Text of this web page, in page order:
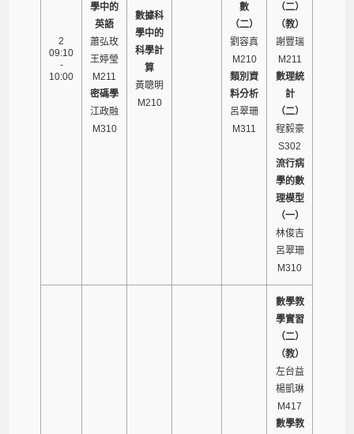
2
09:10
-
10:00
學中的
英語
蕭弘玫
王婷瑩
M211
密碼學
江政融
M310
數據科
學中的
科學計
算
黃聰明
M210
數
（二）
劉容真
M210
類別資
料分析
呂翠珊
M311
（二）
（教）
謝豐瑞
M211
數理統
計
（二）
程毅豪
S302
流行病
學的數
理模型
（一）
林俊吉
呂翠珊
M310
數學教
學實習
（二）
（教）
左台益
楊凱琳
M417
數學教